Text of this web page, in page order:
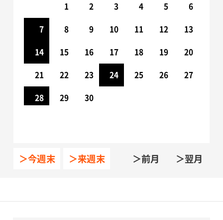
1 2
3 4 5 6 7 8 9
10 11 12 13 14 15 16
17 18 19 20 21 22 23
24 25 26
1 2 3 4 5 6
7 8 9 10 11 12 13
14 15 16 17 18 19 20
21 22 23 24 25 26 27
28 29 30
＞今週末 ＞来週末 ＞前月 ＞翌月